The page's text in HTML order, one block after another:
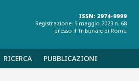
ISSN: 2974-9999
Registrazione: 5 maggio 2023 n. 68
presso il Tribunale di Roma
RICERCA PUBBLICAZIONI